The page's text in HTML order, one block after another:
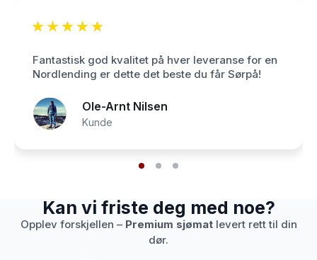
Ole-Arnt Nilsen
★ ★ ★ ★ ★
Kunde
Fantastisk god kvalitet på hver leveranse for en
Nordlending er dette det beste du får Sørpå!
Kan vi friste deg med noe?
Opplev forskjellen – Premium sjømatlevert rett til din
dør.